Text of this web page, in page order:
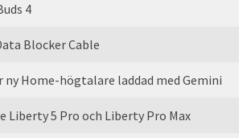
4
Blocker Cable
ny Home-högtalare laddad med Gemini
Liberty 5 Pro och Liberty Pro Max